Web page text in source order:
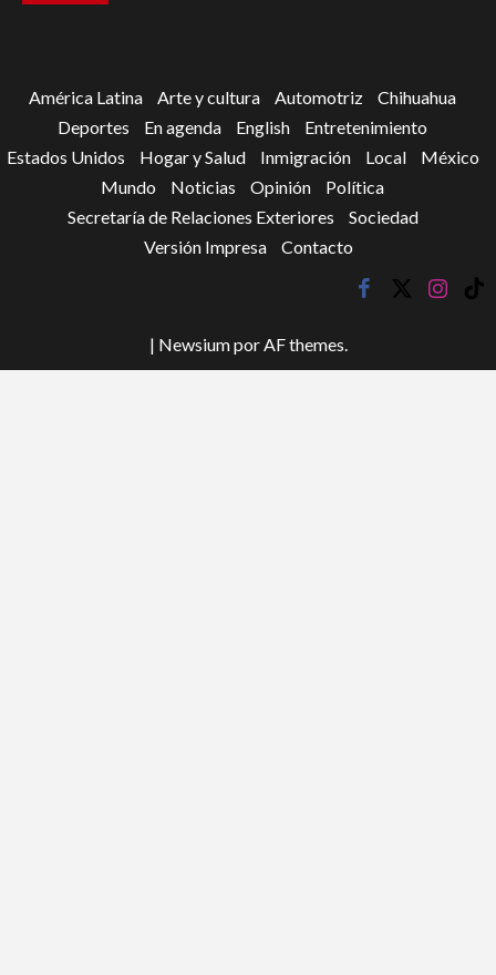
América Latina Arte y cultura Automotriz
Chihuahua
Deportes
En agenda English
Entretenimiento
Estados Unidos
Hogar y Salud Inmigración Local
México
Mundo
Noticias Opinión
Política
Secretaría de Relaciones Exteriores
Sociedad
Versión Impresa
Contacto
facebook
twitter
tik
| Newsiumpor AF themes.